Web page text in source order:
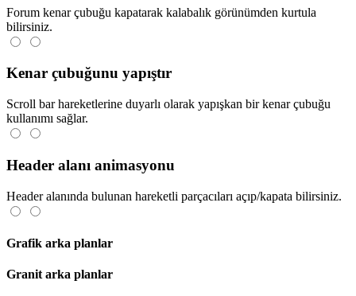
Forum kenar çubuğu kapatarak kalabalık görünümden kurtula
bilirsiniz.
Kenar çubuğunu yapıştır
Scroll bar hareketlerine duyarlı olarak yapışkan bir kenar çubuğu
kullanımı sağlar.
Header alanı animasyonu
Header alanında bulunan hareketli parçacıları açıp/kapata bilirsiniz.
Grafik arka planlar
Granit arka planlar